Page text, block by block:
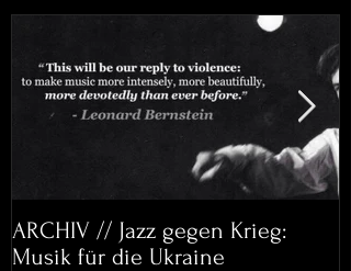
ARCHIV // Jazz gegen Krieg:
Musik für die Ukraine